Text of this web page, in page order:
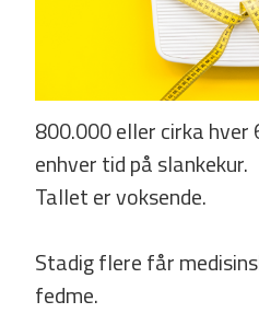
800.000 eller cirka hver
enhver tid på slankekur.
Tallet er voksende.
Stadig flere får
fedme.